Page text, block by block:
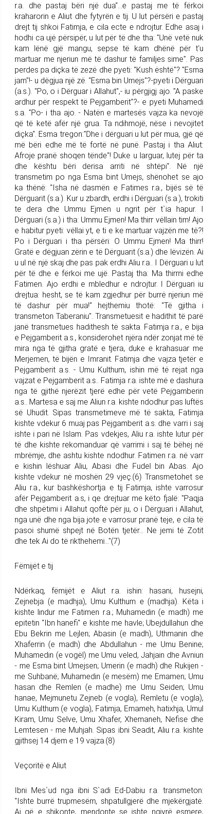
r.a. dhe pastaj bëri një dua"...e pastaj me të fërkoi
kraharorin e Aliut dhe fytyrën e tij. U lut përsëri e pastaj
drejt tij shkoi Fatimja, e cila ecte e ndrojtur. Edhe asaj i
hodhi ca ujë përsipër, u lut për të dhe tha: "Unë vetë nuk
kam lënë gjë mangu, sepse të kam dhënë për t'u
martuar me njeriun më të dashur të familjes sime". Pas
perdes pa diçka të zezë dhe pyeti: "Kush është"? "Esma
jam"!- u dëgjua një zë. "Esma bin Umejs"?-pyeti i Dërguari
(a.s.). "Po, o i Dërguar i Allahut",- iu përgjigj ajo. "A paske
ardhur për respekt të Pejgamberit"?- e pyeti Muhamedi
s.a. "Po- i tha ajo. - Natën e martesës vajza ka nevojë
që të ketë afër një grua. Ta ndihmojë, nëse i nevojitet
diçka". Esma tregon:"Dhe i dërguari u lut për mua, gjë që
më bëri edhe më të fortë në punë. Pastaj i tha Aliut:
Afroje pranë shoqen tënde"! Duke u larguar, lutej për ta
dhe kështu bëri derisa arriti në shtëpi". Në një
transmetim po nga Esma bint Umejs, shënohet se ajo
ka thënë: "Isha në dasmën e Fatimes r.a., bijës së të
Dërguarit (s.a.). Kur u zbardh, erdhi i Dërguari (s.a.), trokiti
te dera dhe Ummu Ejmen u ngrit për t`ia hapur. I
Dërguari (s.a.) i tha: Ummu Ejmen! Ma thirr vëllain tim! Ajo
e habitur pyeti: vëllai yt, e ti e ke martuar vajzën me të?!
Po i Dërguari i tha përsëri: O Ummu Ejmen! Ma thirr!
Gratë e dëgjuan zërin e të Dërguarit (s.a.) dhe lëvizën. Ai
u ul në një skaj dhe pas pak erdhi Aliu r.a.. I Dërguari u lut
për të dhe e fërkoi me ujë. Pastaj tha: Ma thirrni edhe
Fatimen. Ajo erdhi e mbledhur e ndrojtur. I Dërguari iu
drejtua: hesht, se të kam zgjedhur për burrë njeriun më
të dashur për mua!" hejthemiu thotë: "Të gjitha i
transmeton Taberaniu". Transmetuesit e hadithit të parë
janë transmetues hadithesh të sakta. Fatimja r.a., e bija
e Pejgamberit a.s., konsiderohet njëra ndër zonjat më të
mira nga të gjitha gratë e tjera, duke e krahasuar me
Merjemen, të bijën e Imranit. Fatimja dhe vajza tjetër e
Pejgamberit a.s. - Umu Kulthum, ishin më të rejat nga
vajzat e Pejgamberit a.s.. Fatimja r.a. ishte më e dashura
nga të gjithë njerëzit tjerë edhe për vetë Pejgamberin
a.s.. Martesa e saj me Aliun r.a. kishte ndodhur pas luftës
së Uhudit. Sipas transmetimeve më të sakta, Fatimja
kishte vdekur 6 muaj pas Pejgamberit a.s. dhe varri i saj
ishte i pari në Islam. Pas vdekjes, Aliu r.a. ishte lutur për
të dhe kishte rekomanduar që varrimi i saj të bëhej në
mbrëmje, dhe ashtu kishte ndodhur. Fatimen r.a. në varr
e kishin lëshuar Aliu, Abasi dhe Fudel bin Abas. Ajo
kishte vdekur në moshën 29 vjeç.(6) Transmetohet se
Aliu r.a., kur bashkëshortja e tij Fatimja, ishte varrosur
afër Pejgamberit a.s, i qe drejtuar me këto fjalë: "Paqja
dhe shpëtimi i Allahut qoftë për ju, o i Dërguari i Allahut,
nga unë dhe nga bija jote e varrosur pranë teje, e cila të
pasoi shumë shpejt në Botën tjetër... Ne jemi të Zotit
dhe tek Ai do të rikthehemi..."(7)
Fëmijët e tij
Ndërkaq, fëmijët e Aliut r.a. ishin: hasani, husejni,
Zejnebja (e madhja), Umu Kulthum e (madhja). Këta i
kishte lindur me Fatimen r.a.; Muhamedin (e madh) me
epitetin "Ibn hanefi" e kishte me havle; Ubejdullahun dhe
Ebu Bekrin me Lejlen; Abasin (e madh), Uthmanin dhe
Xhaferrin (e madh) dhe Abdullahun - me Umu Benine;
Muhamedin (e vogël) me Umu veled, Jahjain dhe Avniun
- me Esma bint Umejsen; Umerin (e madh) dhe Rukijen -
me Suhbanë; Muhamedin (e mesëm) me Emamen; Umu
hasan dhe Remlen (e madhe) me Umu Seiden; Umu
hanae, Mejmunetu Zejneb (e vogla), Remletu (e vogla),
Umu Kulthum (e vogla), Fatimja, Emameh, hatixhja, Umul
Kiram, Umu Selve, Umu Xhafer, Xhemaneh, Nefise dhe
Lemtesen - me Muhjah. Sipas ibni Seadit, Aliu r.a. kishte
gjithsej 14 djem e 19 vajza.(8)
Veçoritë e Aliut
Ibni Mes`ud nga ibni S`adi Ed-Dabiu r.a. transmeton:
"Ishte burrë trupmesëm, shpatullgjerë dhe mjekërgjatë.
Ai që e shikonte, mendonte se ishte ngjyrë esmere,